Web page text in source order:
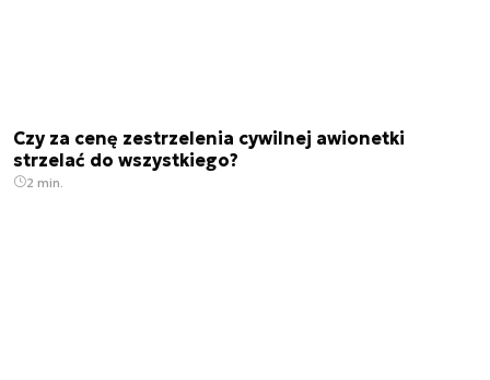
Czy za cenę zestrzelenia cywilnej awionetki
strzelać do wszystkiego?
2 min.